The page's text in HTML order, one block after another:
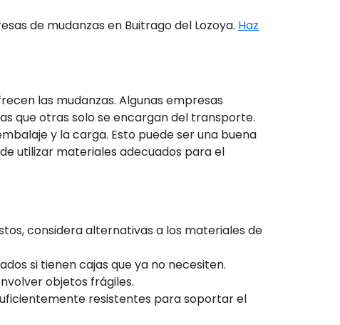
de mudanzas en Buitrago del Lozoya. Haz
las mudanzas. Algunas empresas
que otras solo se encargan del transporte.
y la carga. Esto puede ser una buena
utilizar materiales adecuados para el
considera alternativas a los materiales de
si tienen cajas que ya no necesiten.
objetos frágiles.
resistentes para soportar el